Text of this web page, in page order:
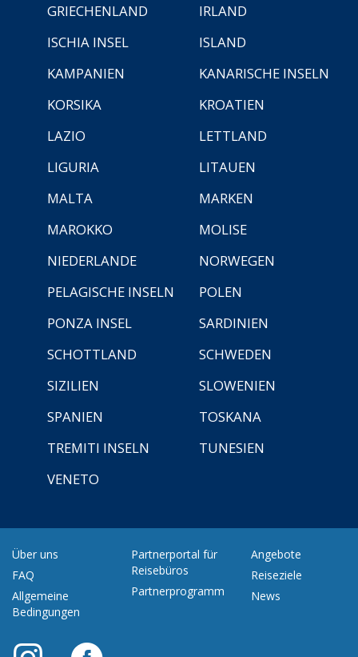
GRIECHENLAND
IRLAND
ISCHIA INSEL
ISLAND
KAMPANIEN
KANARISCHE INSELN
KORSIKA
KROATIEN
LAZIO
LETTLAND
LIGURIA
LITAUEN
MALTA
MARKEN
MAROKKO
MOLISE
NIEDERLANDE
NORWEGEN
PELAGISCHE INSELN
POLEN
PONZA INSEL
SARDINIEN
SCHOTTLAND
SCHWEDEN
SIZILIEN
SLOWENIEN
SPANIEN
TOSKANA
TREMITI INSELN
TUNESIEN
VENETO
Über uns
FAQ
Allgemeine
Bedingungen
Partnerportal für
Reisebüros
Partnerprogramm
Angebote
Reiseziele
News